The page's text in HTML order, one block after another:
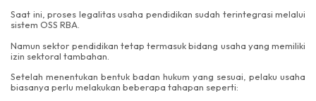
Saat ini, proses legalitas usaha pendidikan sudah terintegrasi melalui
sistem OSS RBA.
Namun sektor pendidikan tetap termasuk bidang usaha yang memiliki
izin sektoral tambahan.
Setelah menentukan bentuk badan hukum yang sesuai, pelaku usaha
biasanya perlu melakukan beberapa tahapan seperti: